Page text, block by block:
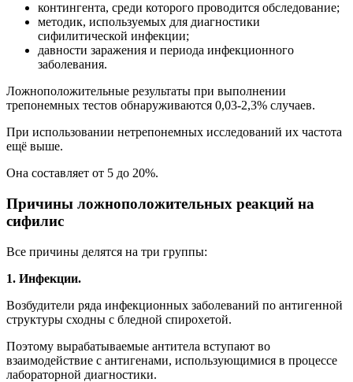
контингента, среди которого проводится обследование;
методик, используемых для диагностики
сифилитической инфекции;
давности заражения и периода инфекционного
заболевания.
Ложноположительные результаты при выполнении
трепонемных тестов обнаруживаются 0,03-2,3% случаев.
При использовании нетрепонемных исследований их частота
ещё выше.
Она составляет от 5 до 20%.
Причины ложноположительных реакций на
сифилис
Все причины делятся на три группы:
1. Инфекции.
Возбудители ряда инфекционных заболеваний по антигенной
структуры сходны с бледной спирохетой.
Поэтому вырабатываемые антитела вступают во
взаимодействие с антигенами, использующимися в процессе
лабораторной диагностики.